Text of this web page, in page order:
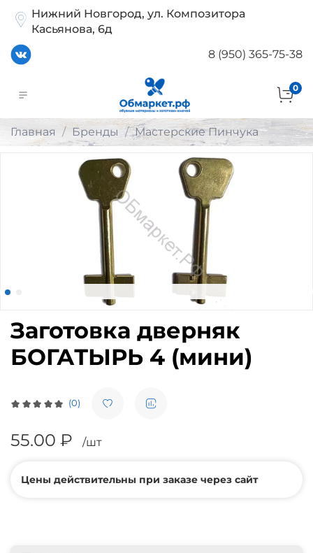
Нижний Новгород, ул. Композитора
Касьянова, 6д
8 (950) 365-75-38
0
Главная Бренды Мастерские Пинчука
(0)
Заготовка дверняк
БОГАТЫРЬ 4 (мини)
55.00 ₽ /шт
Цены действительны при заказе через сайт